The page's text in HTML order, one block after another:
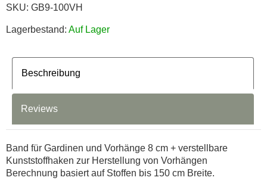
SKU: GB9-100VH
Lagerbestand: Auf Lager
Beschreibung
Reviews
Band für Gardinen und Vorhänge 8 cm + verstellbare
Kunststoffhaken zur Herstellung von Vorhängen
Berechnung basiert auf Stoffen bis 150 cm Breite.